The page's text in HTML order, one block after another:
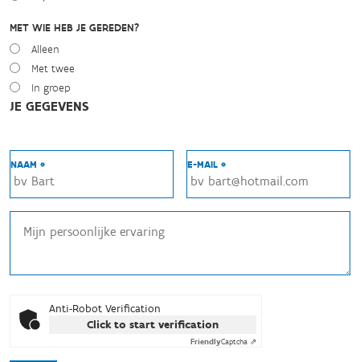
MET WIE HEB JE GEREDEN?
Alleen
Met twee
In groep
JE GEGEVENS
NAAM * E-MAIL *
Anti-Robot Verification
Click to start verification
FriendlyCaptcha ⇗